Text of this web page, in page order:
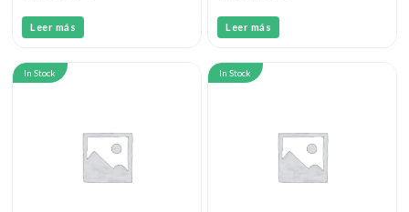
out
of
5
Leer más
out
of
5
Leer más
In Stock In Stock